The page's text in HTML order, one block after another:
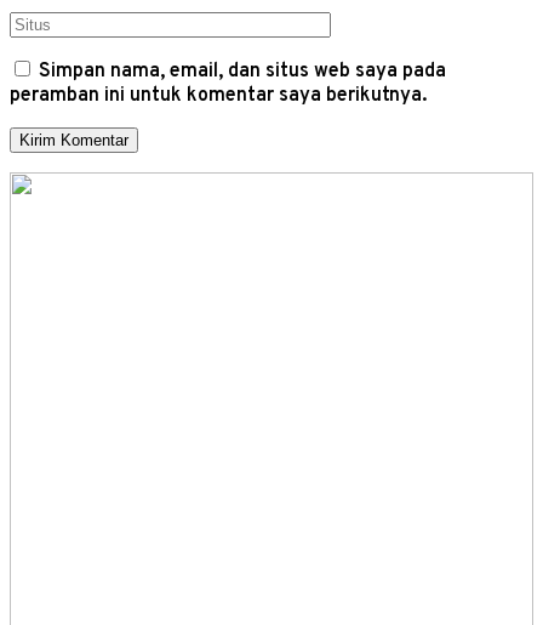
Simpan nama, email, dan situs web saya pada
peramban ini untuk komentar saya berikutnya.